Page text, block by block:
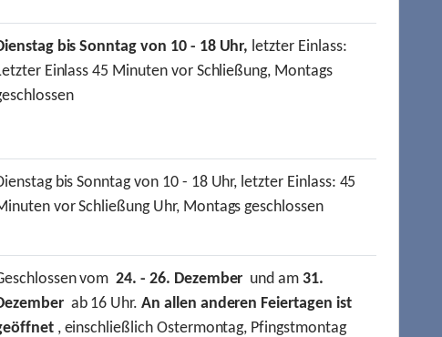
bis Sonntag von 10 - 18 Uhr, letzter Einlass:
Einlass 45 Minuten vor Schließung, Montags
bis Sonntag von 10 - 18 Uhr, letzter Einlass: 45
vor Schließung Uhr, Montags geschlossen
vom24. - 26. Dezember und am31.
ab 16 Uhr.An allen anderen Feiertagen ist
, einschließlich Ostermontag, Pfingstmontag